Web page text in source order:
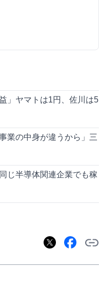
」ヤマトは1円、佐川は5
業の中身が違うから」三
じ半導体関連企業でも稼